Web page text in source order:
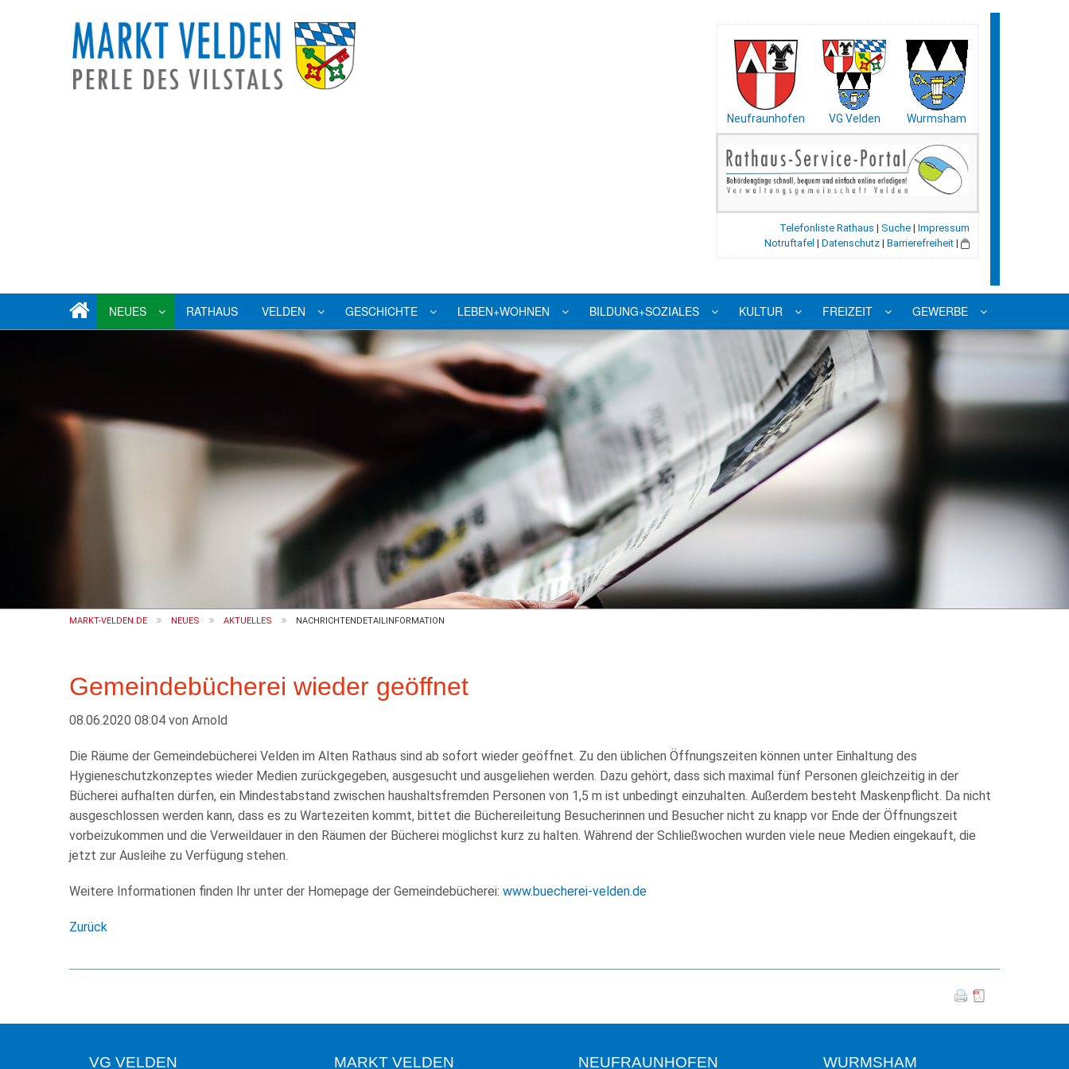
Neufraunhofen VG Velden Wurmsham
Telefonliste Rathaus |Suche |Impressum
Notruftafel |Datenschutz |Barrierefreiheit |
NEUES RATHAUS VELDEN GESCHICHTE LEBEN+WOHNEN BILDUNG+SOZIALES KULTUR FREIZEIT GEWERBE
MARKT-VELDEN.DE NEUES AKTUELLES NACHRICHTENDETAILINFORMATION
Gemeindebücherei wieder geöffnet
08.06.2020 08:04 von Arnold
Die Räume der Gemeindebücherei Velden im Alten Rathaus sind ab sofort wieder geöffnet. Zu den üblichen Öffnungszeiten können unter Einhaltung des
Hygieneschutzkonzeptes wieder Medien zurückgegeben, ausgesucht und ausgeliehen werden. Dazu gehört, dass sich maximal fünf Personen gleichzeitig in der
Bücherei aufhalten dürfen, ein Mindestabstand zwischen haushaltsfremden Personen von 1,5 m ist unbedingt einzuhalten. Außerdem besteht Maskenpflicht. Da nicht
ausgeschlossen werden kann, dass es zu Wartezeiten kommt, bittet die Büchereileitung Besucherinnen und Besucher nicht zu knapp vor Ende der Öffnungszeit
vorbeizukommen und die Verweildauer in den Räumen der Bücherei möglichst kurz zu halten. Während der Schließwochen wurden viele neue Medien eingekauft, die
jetzt zur Ausleihe zu Verfügung stehen.
Weitere Informationen finden Ihr unter der Homepage der Gemeindebücherei: www.buecherei-velden.de
Zurück
VG VELDEN MARKT VELDEN NEUFRAUNHOFEN WURMSHAM